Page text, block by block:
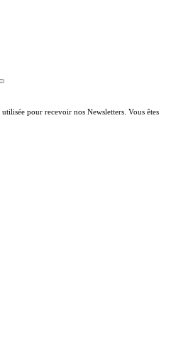
pour recevoir nos Newsletters. Vous êtes